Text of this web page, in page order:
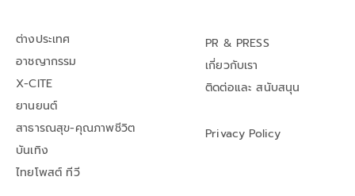
ต่างประเทศ
อาชญากรรม
X-CITE
ยานยนต์
สาธารณสุข-คุณภาพชีวิต
บันเทิง
ไทยโพสต์ ทีวี
PR & PRESS
เกี่ยวกับเรา
ติดต่อและ สนับสนุน
Privacy Policy